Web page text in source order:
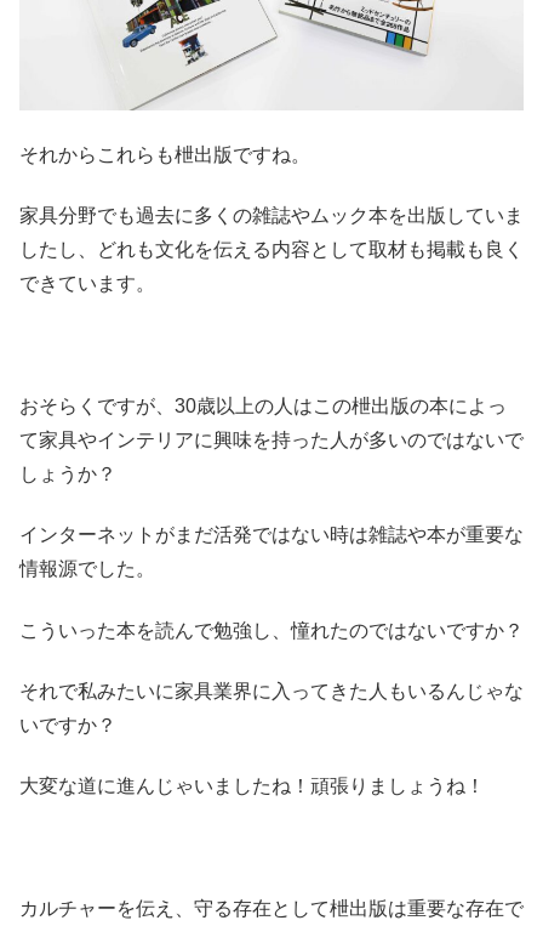
それからこれらも枻出版ですね。
家具分野でも過去に多くの雑誌やムック本を出版していま
したし、どれも文化を伝える内容として取材も掲載も良く
できています。
おそらくですが、30歳以上の人はこの枻出版の本によっ
て家具やインテリアに興味を持った人が多いのではないで
しょうか？
インターネットがまだ活発ではない時は雑誌や本が重要な
情報源でした。
こういった本を読んで勉強し、憧れたのではないですか？
それで私みたいに家具業界に入ってきた人もいるんじゃな
いですか？
大変な道に進んじゃいましたね！頑張りましょうね！
カルチャーを伝え、守る存在として枻出版は重要な存在で